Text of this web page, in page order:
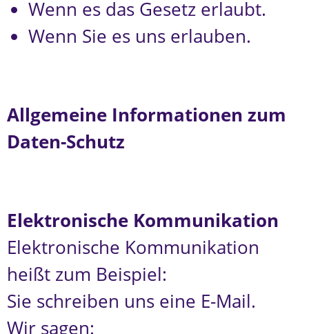
Wenn es das Gesetz erlaubt.
Wenn Sie es uns erlauben.
Allgemeine Informationen zum
Daten-Schutz
Elektronische Kommunikation
Elektronische Kommunikation
heißt zum Beispiel:
Sie schreiben uns eine E-Mail.
Wir sagen: